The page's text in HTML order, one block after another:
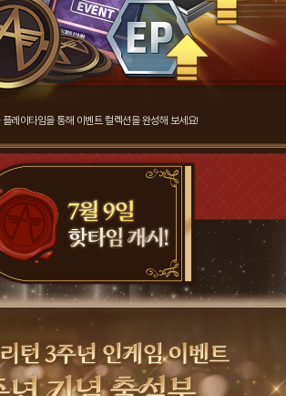
레이타임을 통해 이벤트 컬렉션을 완성해 보세요!